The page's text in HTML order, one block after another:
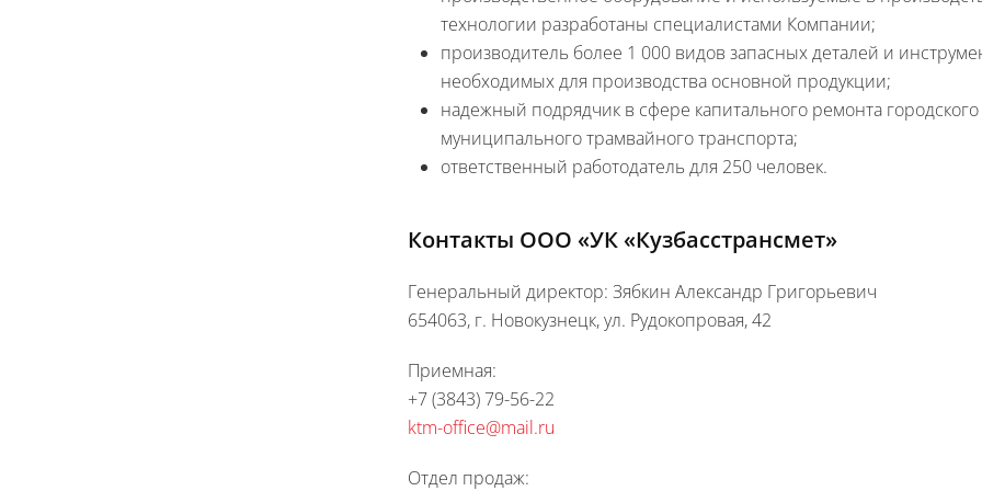
технологии разработаны специалистами Компании;
производитель более 1 000 видов запасных деталей и
необходимых для производства основной продукции;
надежный подрядчик в сфере капитального ремонта городского
муниципального трамвайного транспорта;
ответственный работодатель для 250 человек.
Контакты ООО «УК «Кузбасстрансмет»
Генеральный директор: Зябкин Александр Григорьевич
654063, г. Новокузнецк, ул. Рудокопровая, 42
Приемная:
+7 (3843) 79-56-22
ktm-office@mail.ru
Отдел продаж: